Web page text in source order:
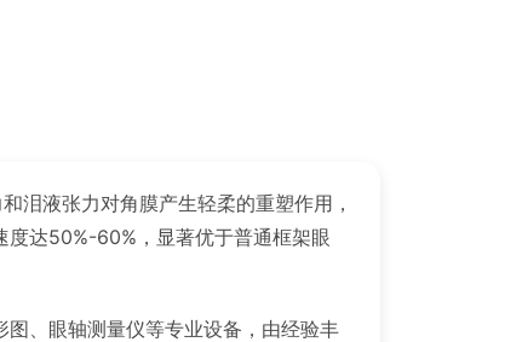
泪液张力对角膜产生轻柔的重塑作用，
度达50%-60%，显著优于普通框架眼
、眼轴测量仪等专业设备，由经验丰